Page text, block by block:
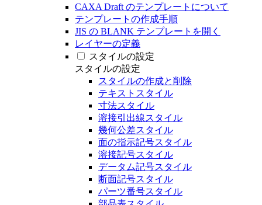
CAXA Draft のテンプレートについて
テンプレートの作成手順
JIS の BLANK テンプレートを開く
レイヤーの定義
スタイルの設定
スタイルの設定
スタイルの作成と削除
テキストスタイル
寸法スタイル
溶接引出線スタイル
幾何公差スタイル
面の指示記号スタイル
溶接記号スタイル
データム記号スタイル
断面記号スタイル
パーツ番号スタイル